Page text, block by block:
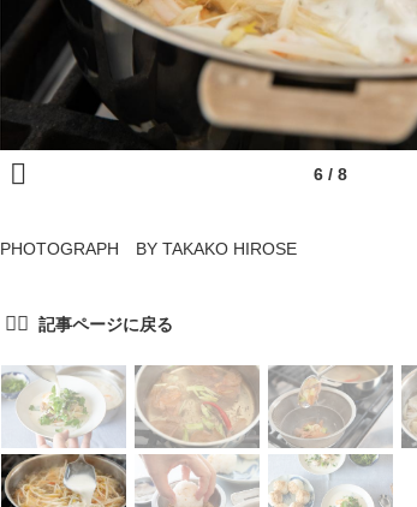
PHOTOGRAPH BY TAKAKO HIROSE